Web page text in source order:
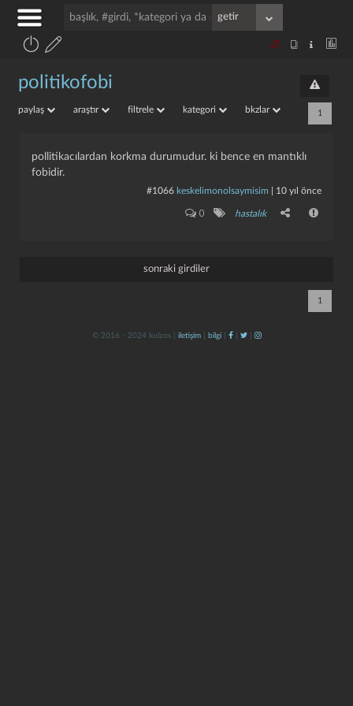
politikofobi
paylaş araştır filtrele kategori bkzlar 1
pollitikacılardan korkma durumudur. ki bence en mantıklı
fobidir.
#1066 keskelimonolsaymisim 10 yıl önce
0 hastalık
sonraki girdiler
1
© 2016 - 2024 kulzos | iletişim| bilgi| | |